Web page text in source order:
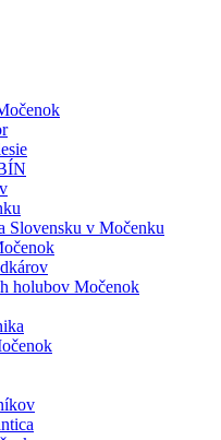
Slovensku v Močenku
holubov Močenok